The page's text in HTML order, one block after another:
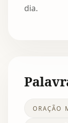
dia.
ORAÇÃO